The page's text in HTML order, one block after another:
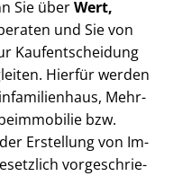
Sie überWert,
und Sie von
Kauf­ent­schei­dung
Hierfür werden
Mehr­
bzw.
Erstellung von Im­
vor­ge­schrie­